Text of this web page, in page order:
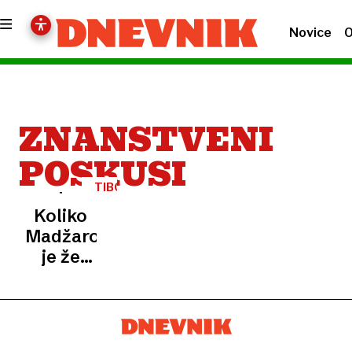
Novice
ZNANSTVENI
POSKUSI
TIBOR
Koliko
Madžarov
je že
vesolju?